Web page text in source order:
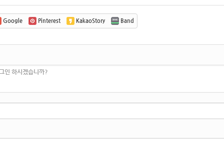
Google Pinterest KakaoStory Band
인 하시겠습니까?